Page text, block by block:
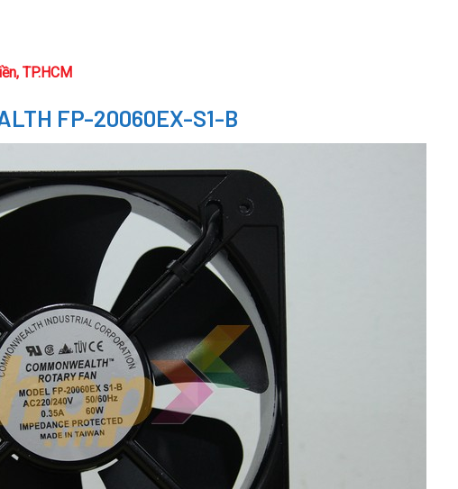
TP.HCM
FP-20060EX-S1-B